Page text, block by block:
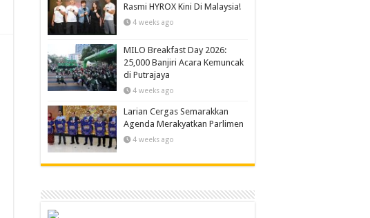
Rasmi HYROX Kini Di Malaysia!
4 weeks ago
MILO Breakfast Day 2026:
25,000 Banjiri Acara Kemuncak
di Putrajaya
4 weeks ago
Larian Cergas Semarakkan
Agenda Merakyatkan Parlimen
4 weeks ago